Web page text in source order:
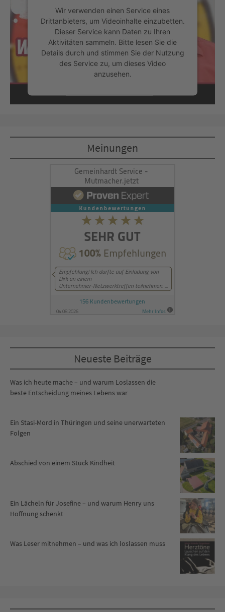
Wir verwenden einen Service eines
Drittanbieters, um Videoinhalte einzubetten.
Dieser Service kann Daten zu Ihren
Aktivitäten sammeln. Bitte lesen Sie die
Details durch und stimmen Sie der Nutzung
des Service zu, um dieses Video
anzusehen.
Mehr Informationen
powered byUsercentrics Consent
Management Platform&eRecht24
Meinungen
Neueste Beiträge
Was ich heute mache – und warum Loslassen die
beste Entscheidung meines Lebens war
Ein Stasi-Mord in Thüringen und seine unerwarteten
Folgen
Abschied von einem Stück Kindheit
Ein Lächeln für Josefine – und warum Henry uns
Hoffnung schenkt
Was Leser mitnehmen – und was ich loslassen muss